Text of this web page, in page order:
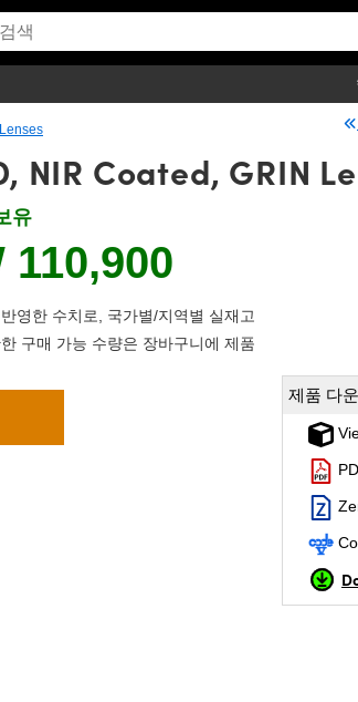
NIR Coated, GRIN
유
buttons to adjust the quantity.
110,900
영한 수치로, 국가별/지역별 실재고
구매 가능 수량은 장바구니에 제품
제품 다